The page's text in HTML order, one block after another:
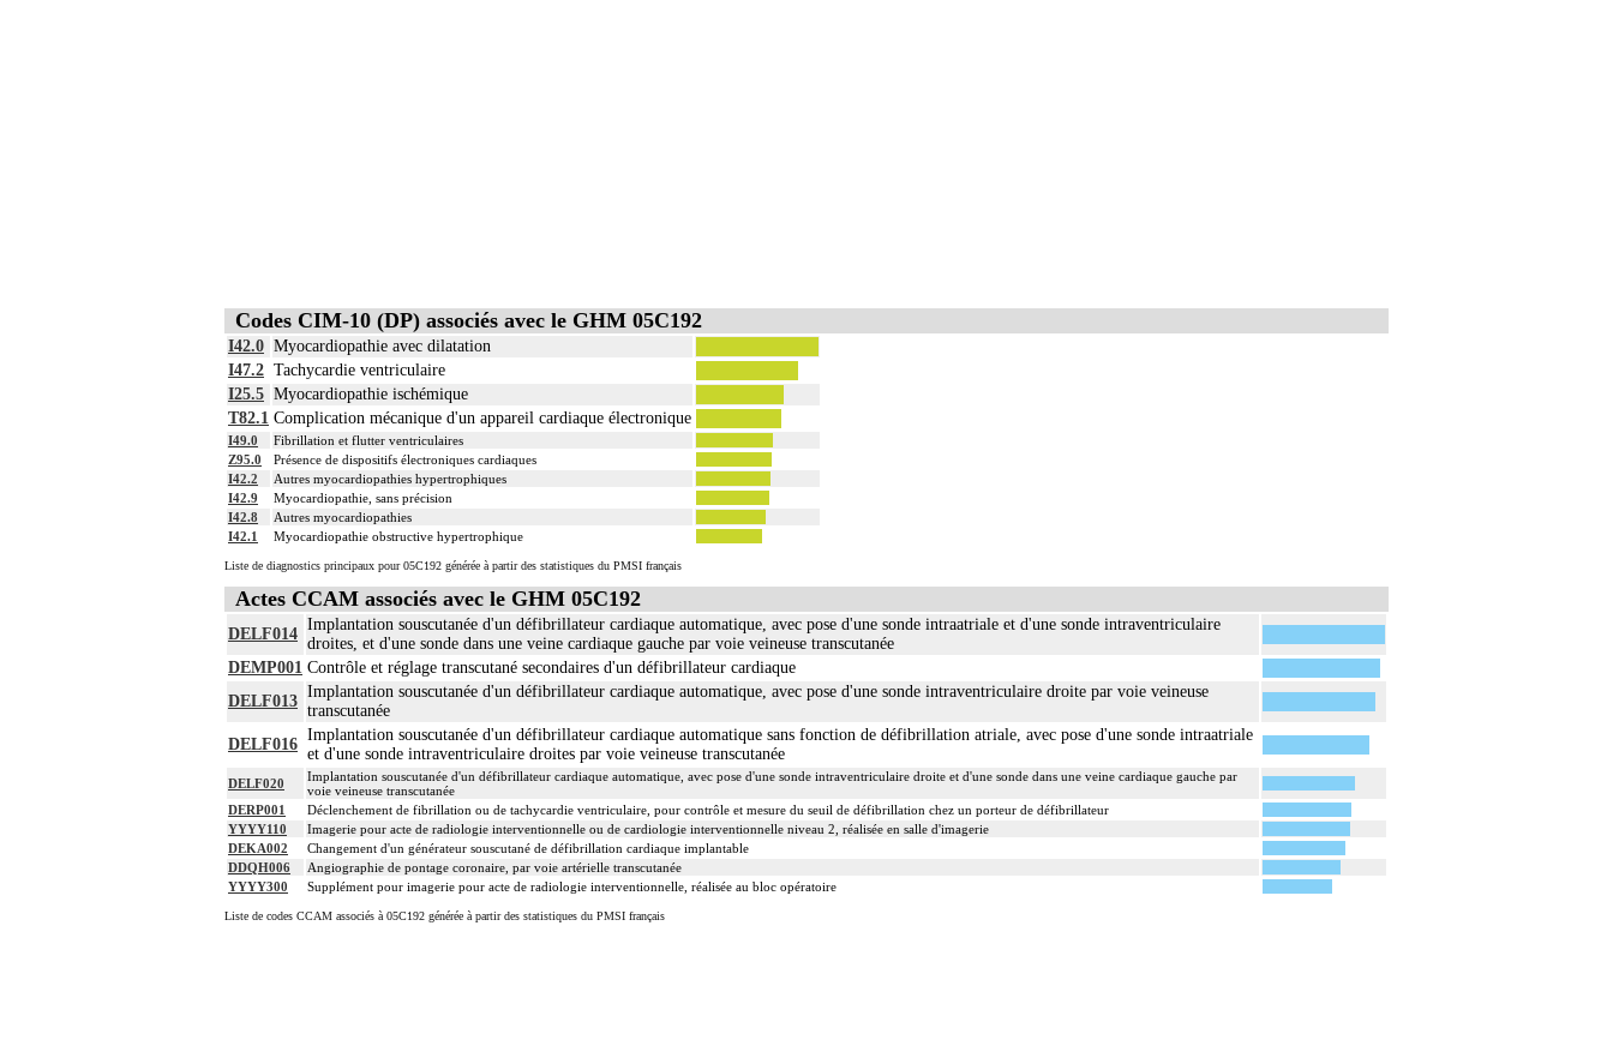
Codes CIM-10 (DP) associés avec le GHM 05C192
I42.0 Myocardiopathie avec dilatation
I47.2 Tachycardie ventriculaire
I25.5 Myocardiopathie ischémique
T82.1 Complication mécanique d'un appareil cardiaque électronique
I49.0
Fibrillation et flutter ventriculaires
Z95.0
Présence de dispositifs électroniques cardiaques
I42.2
Autres myocardiopathies hypertrophiques
I42.9
Myocardiopathie, sans précision
I42.8
Autres myocardiopathies
I42.1
Myocardiopathie obstructive hypertrophique
Liste de diagnostics principaux pour 05C192 générée à partir des statistiques du PMSI français
Actes CCAM associés avec le GHM 05C192
DELF014
Implantation souscutanée d'un défibrillateur cardiaque automatique, avec pose d'une sonde intraatriale et d'une sonde intraventriculaire
droites, et d'une sonde dans une veine cardiaque gauche par voie veineuse transcutanée
DEMP001 Contrôle et réglage transcutané secondaires d'un défibrillateur cardiaque
DELF013
Implantation souscutanée d'un défibrillateur cardiaque automatique, avec pose d'une sonde intraventriculaire droite par voie veineuse
transcutanée
DELF016
Implantation souscutanée d'un défibrillateur cardiaque automatique sans fonction de défibrillation atriale, avec pose d'une sonde intraatriale
et d'une sonde intraventriculaire droites par voie veineuse transcutanée
DELF020
Implantation souscutanée d'un défibrillateur cardiaque automatique, avec pose d'une sonde intraventriculaire droite et d'une sonde dans une veine cardiaque gauche par
voie veineuse transcutanée
DERP001
Déclenchement de fibrillation ou de tachycardie ventriculaire, pour contrôle et mesure du seuil de défibrillation chez un porteur de défibrillateur
YYYY110
Imagerie pour acte de radiologie interventionnelle ou de cardiologie interventionnelle niveau 2, réalisée en salle d'imagerie
DEKA002
Changement d'un générateur souscutané de défibrillation cardiaque implantable
DDQH006
Angiographie de pontage coronaire, par voie artérielle transcutanée
YYYY300
Supplément pour imagerie pour acte de radiologie interventionnelle, réalisée au bloc opératoire
Liste de codes CCAM associés à 05C192 générée à partir des statistiques du PMSI français